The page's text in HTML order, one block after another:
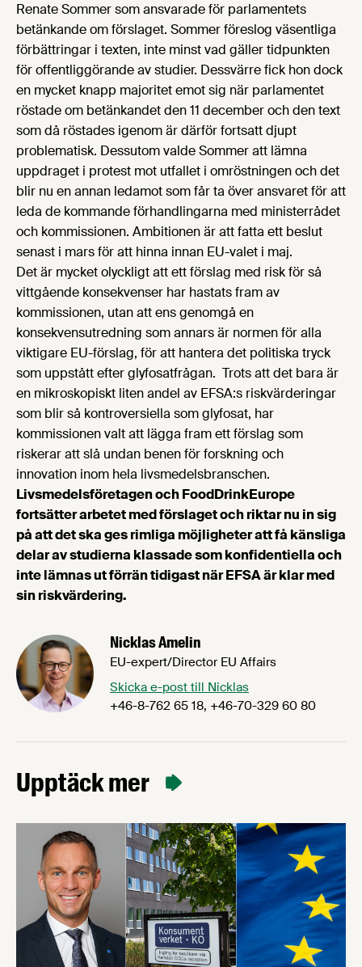
Renate Sommer som ansvarade för parlamentets
betänkande om förslaget. Sommer föreslog väsentliga
förbättringar i texten, inte minst vad gäller tidpunkten
för offentliggörande av studier. Dessvärre fick hon dock
en mycket knapp majoritet emot sig när parlamentet
röstade om betänkandet den 11 december och den text
som då röstades igenom är därför fortsatt djupt
problematisk. Dessutom valde Sommer att lämna
uppdraget i protest mot utfallet i omröstningen och det
blir nu en annan ledamot som får ta över ansvaret för att
leda de kommande förhandlingarna med ministerrådet
och kommissionen. Ambitionen är att fatta ett beslut
senast i mars för att hinna innan EU-valet i maj.
Det är mycket olyckligt att ett förslag med risk för så
vittgående konsekvenser har hastats fram av
kommissionen, utan att ens genomgå en
konsekvensutredning som annars är normen för alla
viktigare EU-förslag, för att hantera det politiska tryck
som uppstått efter glyfosatfrågan. Trots att det bara är
en mikroskopiskt liten andel av EFSA:s riskvärderingar
som blir så kontroversiella som glyfosat, har
kommissionen valt att lägga fram ett förslag som
riskerar att slå undan benen för forskning och
innovation inom hela livsmedelsbranschen.
Livsmedelsföretagen och FoodDrinkEurope
fortsätter arbetet med förslaget och riktar nu in sig
på att det ska ges rimliga möjligheter att få känsliga
delar av studierna klassade som konfidentiella och
inte lämnas ut förrän tidigast när EFSA är klar med
sin riskvärdering.
Nicklas Amelin
EU-expert/Director EU Affairs
Skicka e-post till Nicklas
+46-8-762 65 18, +46-70-329 60 80
Upptäck mer